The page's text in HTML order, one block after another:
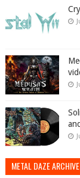
METAL DAZE ARCHIVE